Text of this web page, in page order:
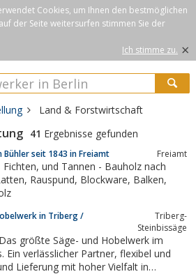
Cookies, um Ihnen den bestmöglichen
der Seite weitersurfen stimmen Sie der
Ich stimme zu. ×
Land & Forstwirtschaft
41 Ergebnisse gefunden
seit 1843 in Freiamt Freiamt
in Triberg /
Triberg-
Steinbissäge
größte Säge- und Hobelwerk im
Partner, flexibel und
Lieferung mit hoher Vielfalt in